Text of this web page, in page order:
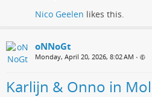
Nico Geelen likes this.
oNNoGt
Monday, April 20, 2026, 8:02 AM •
Karlijn & Onno in